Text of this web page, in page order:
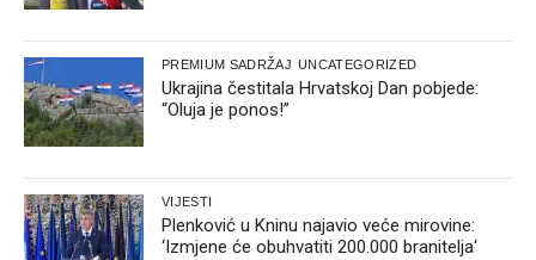
PREMIUM SADRŽAJ UNCATEGORIZED
Ukrajina čestitala Hrvatskoj Dan pobjede:
“Oluja je ponos!”
VIJESTI
Plenković u Kninu najavio veće mirovine:
‘Izmjene će obuhvatiti 200.000 branitelja‘